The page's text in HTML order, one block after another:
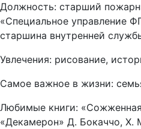
Должность: старший
«Специальное управление
старшина внутренней
Увлечения: рисование,
Самое важное в жизни:
Любимые книги:
«Декамерон» Д. Бокаччо, Х.